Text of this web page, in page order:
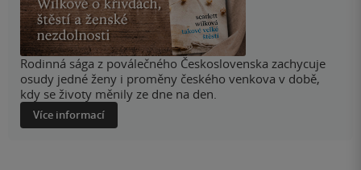
Rodinná sága z poválečného Československa zachycuje
osudy jedné ženy i proměny českého venkova v době,
kdy se životy měnily ze dne na den.
Více informací